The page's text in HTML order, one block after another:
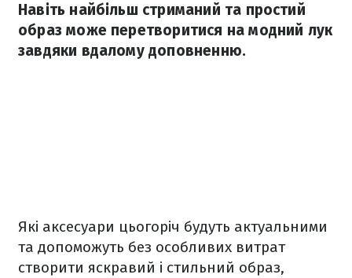
Навіть найбільш стриманий та простий
образ може перетворитися на модний лук
завдяки вдалому доповненню.
Які аксесуари цьогоріч будуть актуальними
та допоможуть без особливих витрат
створити яскравий і стильний образ,